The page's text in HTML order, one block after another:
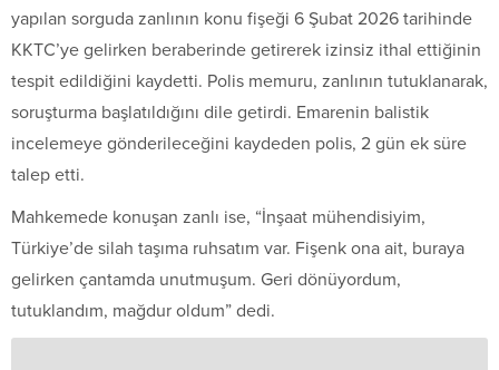
yapılan sorguda zanlının konu fişeği 6 Şubat 2026 tarihinde
KKTC’ye gelirken beraberinde getirerek izinsiz ithal ettiğinin
tespit edildiğini kaydetti. Polis memuru, zanlının tutuklanarak,
soruşturma başlatıldığını dile getirdi. Emarenin balistik
incelemeye gönderileceğini kaydeden polis, 2 gün ek süre
talep etti.
Mahkemede konuşan zanlı ise, “İnşaat mühendisiyim,
Türkiye’de silah taşıma ruhsatım var. Fişenk ona ait, buraya
gelirken çantamda unutmuşum. Geri dönüyordum,
tutuklandım, mağdur oldum” dedi.